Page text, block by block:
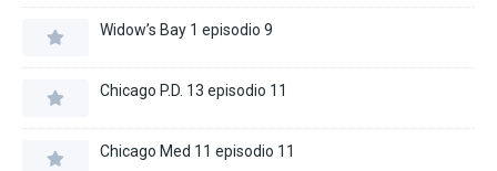
Widow’s Bay 1 episodio 9
Chicago P.D. 13 episodio 11
Chicago Med 11 episodio 11